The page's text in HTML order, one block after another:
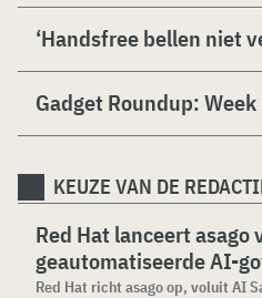
‘Handsfree bellen niet
Gadget Roundup: Week
KEUZE VAN DE
Red Hat lanceert asago
geautomatiseerde AI-
Red Hat richt asago op, voluit AI